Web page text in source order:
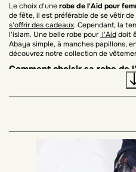
Le choix d'unerobe de l'Aid pour
de fête, il est préférable de se vêtir
s'offrir des cadeaux. Cependant, la
l'islam. Une belle robe pour l'Aiddoit
Abaya simple, à manches papillons,
découvrez notre collection de
Comment choisir sa robe de
Le modèle, la couleur, la longueur et
femme sont des critères de sélection
modèles : abaya kimono, Dubaï, robe
simples, etc. Choisissez votre
vos goûts et besoins. Pensez
et pudique. Si vous sortez pour la